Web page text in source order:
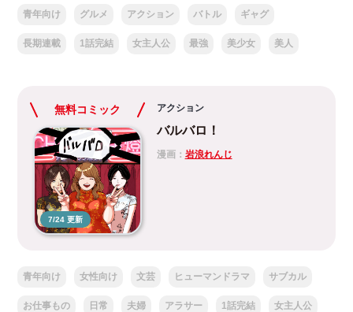
青年向け グルメ アクション バトル ギャグ
長期連載 1話完結 女主人公 最強 美少女 美人
無料コミック
7/24 更新
アクション
バルバロ！
漫画： 岩浪れんじ
青年向け 女性向け 文芸 ヒューマンドラマ サブカル
お仕事もの 日常 夫婦 アラサー 1話完結 女主人公